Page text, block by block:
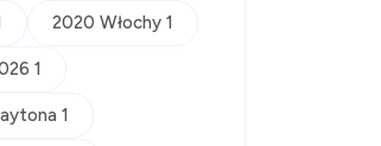
2020 Włochy 1
1
1